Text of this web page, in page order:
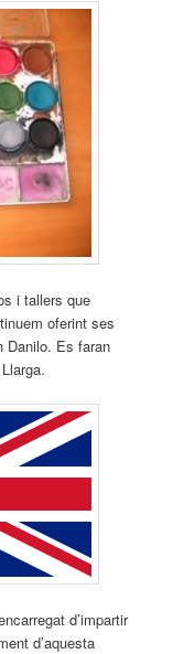
i tallers que
oferint ses
Danilo. Es faran
d’impartir
d’aquesta